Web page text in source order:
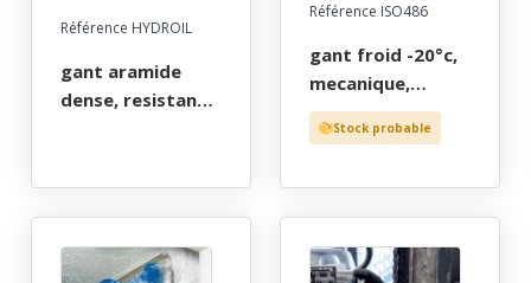
Référence HYDROIL
gant aramide
dense, resistant a
jets haute
pression
hydrauliques, cat
ii. taille 8 à 12.
Référence ISO486
gant froid -20°c,
mecanique,
tricote une piece
fluo orange,
poignet
elastique, t8 a 11
Stock probable